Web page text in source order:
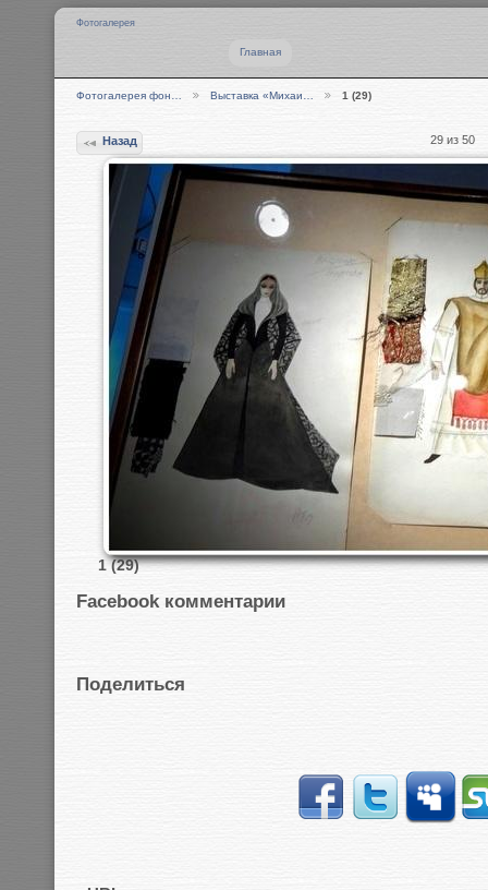
Фотогалерея
Главная
Фотогалерея фон… Выставка «Михаи… 1 (29)
Назад 29 из 50
1 (29)
Facebook комментарии
Поделиться